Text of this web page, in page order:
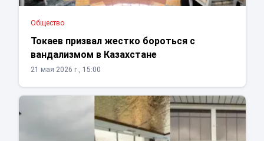
Общество
Токаев призвал жестко бороться с
вандализмом в Казахстане
21 мая 2026 г., 15:00